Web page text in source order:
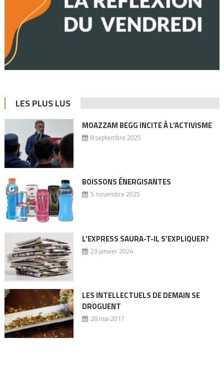
LES PLUS LUS
MOAZZAM BEGG INCITE À L’ACTIVISME
8 septembre 2025
BOISSONS ÉNERGISANTES
5 novembre 2025
L’EXPRESS SAURA-T-IL S’EXPLIQUER?
23 janvier 2024
LES INTELLECTUELS DE DEMAIN SE
DROGUENT
28 mai 2017